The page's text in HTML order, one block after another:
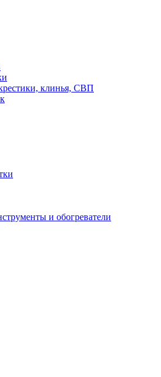
клинья, СВП
и обогреватели